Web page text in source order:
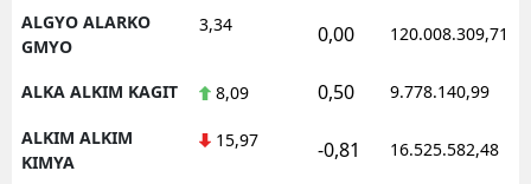
ALGYO ALARKO
GMYO
3,34 0,00 120.008.309,71
ALKA ALKIM KAGIT 8,09 0,50 9.778.140,99
ALKIM ALKIM
KIMYA
15,97 -0,81 16.525.582,48